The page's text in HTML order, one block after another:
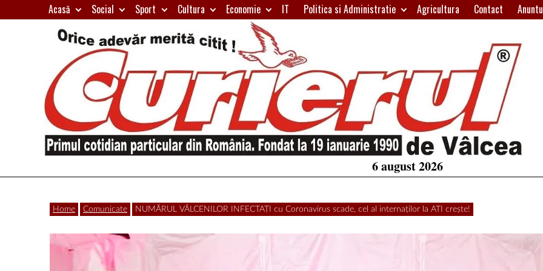
to
Acasă Social Sport Cultura Economie IT Politica si Administratie Agricultura Contact
Curierul
de
Primul
particular
din
România
6 august 2026
Home Comunicate NUMĂRUL VÂLCENILOR INFECTAȚI cu Coronavirus scade, cel al internaților la ATI crește!